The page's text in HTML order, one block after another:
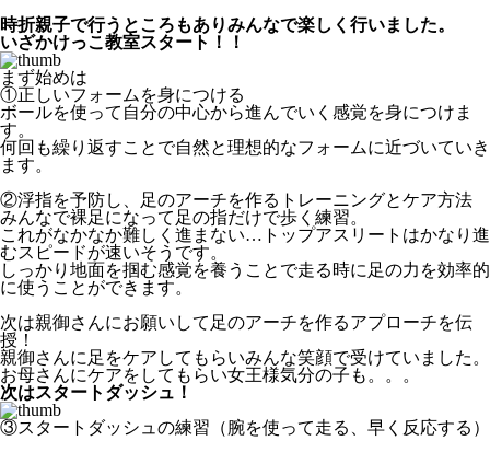
時折親子で行うところもありみんなで楽しく行いました。
いざかけっこ教室スタート！！
まず始めは
①正しいフォームを身につける
ボールを使って自分の中心から進んでいく感覚を身につけま
す。
何回も繰り返すことで自然と理想的なフォームに近づいていき
ます。
②浮指を予防し、足のアーチを作るトレーニングとケア方法
みんなで裸足になって足の指だけで歩く練習。
これがなかなか難しく進まない…トップアスリートはかなり進
むスピードが速いそうです。
しっかり地面を掴む感覚を養うことで走る時に足の力を効率的
に使うことができます。
次は親御さんにお願いして足のアーチを作るアプローチを伝
授！
親御さんに足をケアしてもらいみんな笑顔で受けていました。
お母さんにケアをしてもらい女王様気分の子も。。。
次はスタートダッシュ！
③スタートダッシュの練習（腕を使って走る、早く反応する）